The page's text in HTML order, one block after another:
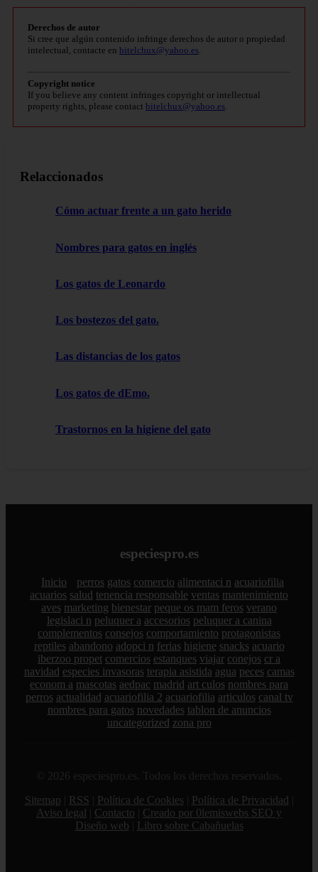
Derechos de autor
Si cree que algún contenido infringe derechos de autor o propiedad
intelectual, contacte en bitelchux@yahoo.es
Copyright notice
If you believe any content infringes copyright or intellectual
property rights, please contact bitelchux@yahoo.es
Relaccionados
Cómo actuar frente a un gato herido
Nombres para gatos en inglés
Los gatos de Leonardo
Los bostezos del gato.
Las distancias de los gatos
Los gatos de dEmo.
Trastornos en la higiene del gato
especiespro.es
Inicio perros gatos comercio alimentaci n acuariofilia
acuarios salud tenencia responsable ventas mantenimiento
aves marketing bienestar peque os mam feros verano
legislaci n peluquer a accesorios peluquer a canina
complementos consejos comportamiento protagonistas
reptiles abandono adopci n ferias higiene snacks acuario
iberzoo propet comercios estanques viajar conejos cr a
navidad especies invasoras terapia asistida agua peces camas
econom a mascotas aedpac madrid art culos nombres para
perros actualidad acuariofilia 2 acuariofilia articulos canal tv
nombres para gatos novedades tablon de anuncios
uncategorized zona pro
© 2026 especiespro.es. Todos los derechos reservados.
Sitemap
RSS Política de Cookies Política de Privacidad
Aviso legal
Contacto
Creado por 0lemiswebs SEO y
Diseño web
Libro sobre Cabañuelas